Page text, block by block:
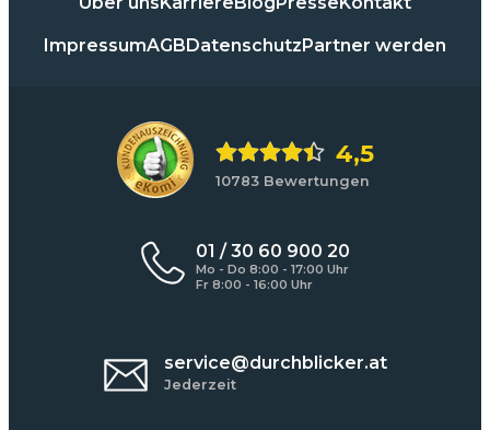
ImpressumAGBDatenschutzPartner werden
4,5
10783 Bewertungen
01 / 30 60 900 20
Mo - Do 8:00 - 17:00 Uhr
Fr 8:00 - 16:00 Uhr
service@durchblicker.at
Jederzeit